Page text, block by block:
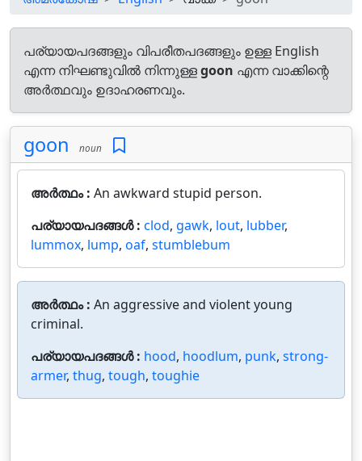
പര്യായപദങ്ങളും വിപരീതപദങ്ങളും ഉള്ള English
എന്ന നിഘണ്ടുവിൽ നിന്നുള്ളgoon എന്ന വാക്കിന്റെ
അർത്ഥവും ഉദാഹരണവും.
goon noun
അർത്ഥം : An awkward stupid person.
പര്യായപദങ്ങൾ : clod, gawk, lout, lubber,
lummox, lump, oaf, stumblebum
അർത്ഥം : An aggressive and violent young
criminal.
പര്യായപദങ്ങൾ : hood, hoodlum, punk, strong-
armer, thug, tough, toughie